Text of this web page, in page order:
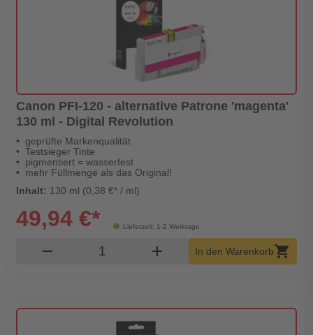
Canon PFI-120 - alternative Patrone 'magenta'
130 ml - Digital Revolution
geprüfte Markenqualität
Testsieger Tinte
pigmentiert = wasserfest
mehr Füllmenge als das Original!
Inhalt: 130 ml (0,38 €* / ml)
Lieferzeit: 1-2 Werktage
49,94 €*
remove Produkt Warenkorb Menge
add In den Warenkorbshopping_cart